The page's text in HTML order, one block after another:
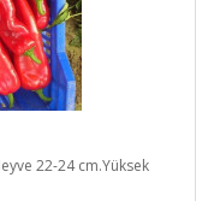
22-24 cm.Yüksek